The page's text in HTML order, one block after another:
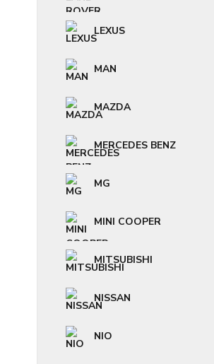
LEXUS
MAN
MAZDA
MERCEDES BENZ
MG
MINI COOPER
MITSUBISHI
NISSAN
NIO